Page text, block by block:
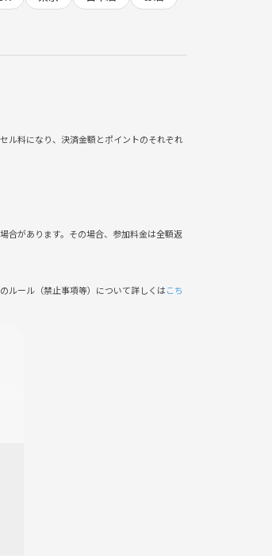
ル料になり、決済金額とポイントのそれぞれ
合があります。その場合、参加料金は全額返
ルール（禁止事項等）について詳しくはこち